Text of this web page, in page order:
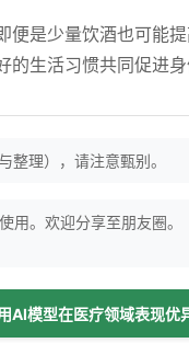
是少量饮酒也可能提
生活习惯共同促进身
理），请注意甄别。
用。欢迎分享至朋友圈。